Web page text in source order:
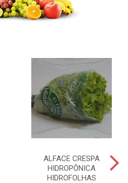
ALFACE CRESPA
HIDROPÔNICA
HIDROFOLHAS